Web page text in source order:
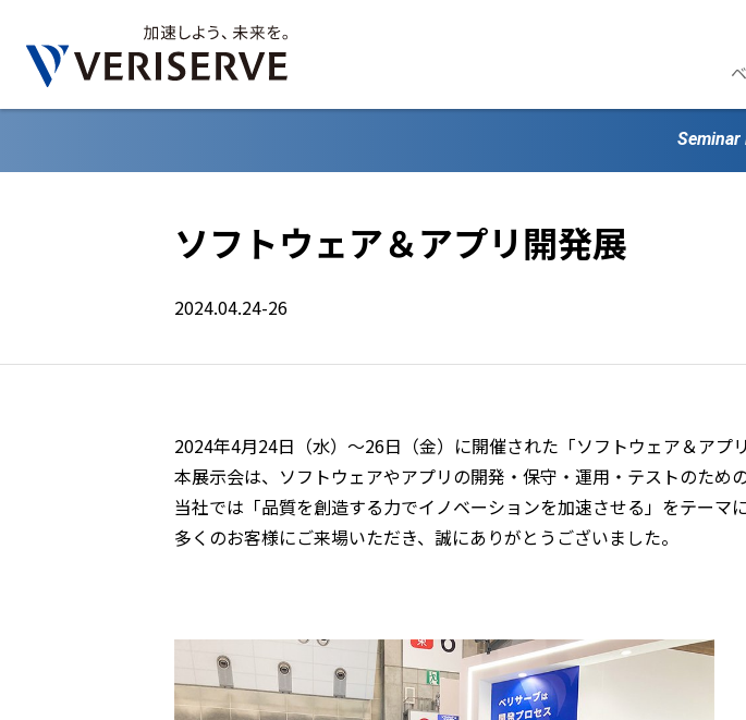
Seminar
ソフトウェア＆アプリ開発展
2024.04.24-26
2024年4月24日（水）～26日（金）に開催された「ソフトウェア＆アプ
本展示会は、ソフトウェアやアプリの開発・保守・運用・テストのため
当社では「品質を創造する力でイノベーションを加速させる」をテーマ
多くのお客様にご来場いただき、誠にありがとうございました。